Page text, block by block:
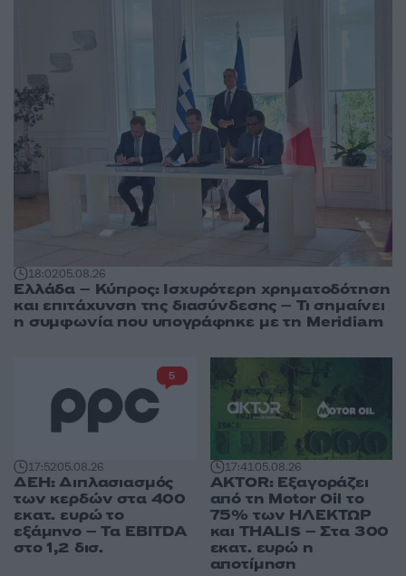
18:0205.08.26
Ελλάδα – Κύπρος: Ισχυρότερη χρηματοδότηση
και επιτάχυνση της διασύνδεσης – Τι σημαίνει
η συμφωνία που υπογράφηκε με τη Meridiam
17:5205.08.26
ΔΕΗ: Διπλασιασμός
των κερδών στα 400
εκατ. ευρώ το
εξάμηνο – Τα EBITDA
στο 1,2 δισ.
5
17:4105.08.26
AKTOR: Εξαγοράζει
από τη Motor Oil το
75% των ΗΛΕΚΤΩΡ
και THALIS – Στα 300
εκατ. ευρώ η
αποτίμηση